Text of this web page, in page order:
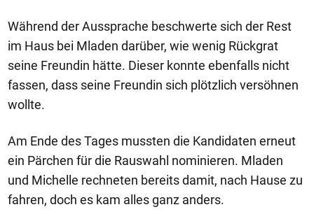
Während der Aussprache beschwerte sich der Rest
im Haus bei Mladen darüber, wie wenig Rückgrat
seine Freundin hätte. Dieser konnte ebenfalls nicht
fassen, dass seine Freundin sich plötzlich versöhnen
wollte.
Am Ende des Tages mussten die Kandidaten erneut
ein Pärchen für die Rauswahl nominieren. Mladen
und Michelle rechneten bereits damit, nach Hause zu
fahren, doch es kam alles ganz anders.